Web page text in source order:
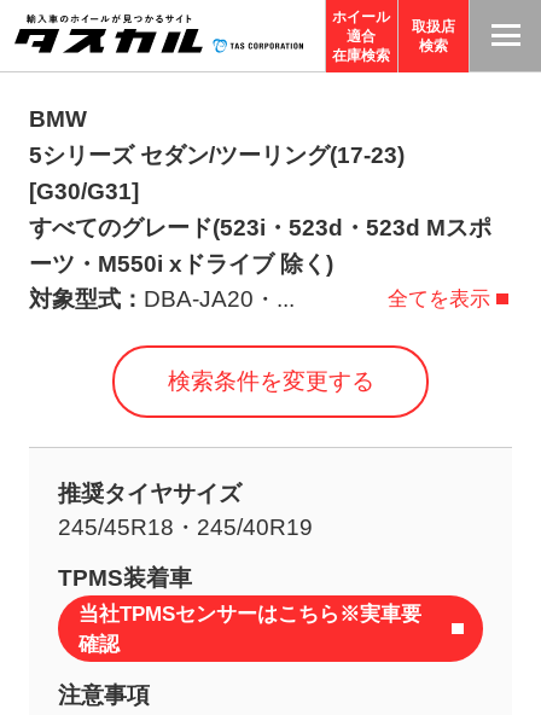
ホイール
適合
在庫検索
取扱店
検索
BMW
5シリーズ セダン/ツーリング(17-23)
[G30/G31]
すべてのグレード(523i・523d・523d Mスポ
ーツ・M550i xドライブ 除く)
対象型式： DBA-JA20・ ... 全てを表示
検索条件を変更する
推奨タイヤサイズ
245/45R18・245/40R19
TPMS装着車
当社TPMSセンサーはこちら※実車要
確認
注意事項
T
N